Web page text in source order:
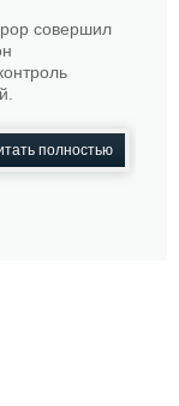
совершил
полностью